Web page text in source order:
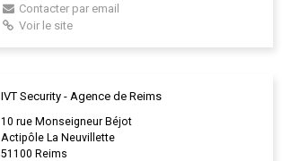
Contacter par email
Voir le site
IVT Security - Agence de Reims
10 rue Monseigneur Béjot
Actipôle La Neuvillette
51100 Reims